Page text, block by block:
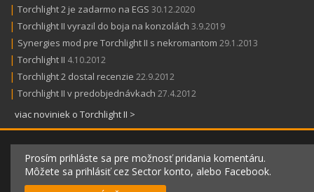
| Torchlight 2 je zadarmo na EGS 30.12.2020
| Torchlight II vyrazil do boja na konzolách 3.9.2019
| Synergies mod pre Torchlight II s nekromantom 29.1.2013
| Torchlight II 4.10.2012
| Torchlight 2 dostal recenzie 22.9.2012
| Torchlight II v predobjednávkach 27.4.2012
viac noviniek o Torchlight II >
Prosím prihláste sa pre možnosť pridania komentáru.
Môžete sa prihlásiť cez Sector konto, alebo Facebook.